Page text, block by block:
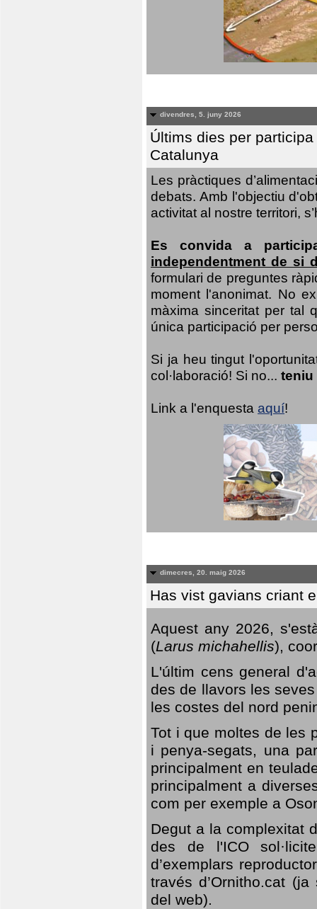
divendres, 5. juny 2026
Últims dies per
Catalunya
Les pràctiques
debats. Amb l'objectiu
activitat al nostre territori,
Es convida a
independentment de si
formulari de preguntes
moment l'anonimat. No
màxima sinceritat per tal
única participació per
Si ja heu tingut
col·laboració! Si no... teniu
Link a l'enquesta aquí!
dimecres, 20. maig 2026
Has vist gavians criant
Aquest any 2026,
(Larus michahellis),
L'últim cens general
des de llavors les
les costes del nord
Tot i que moltes de les
i penya-segats, una
principalment en
principalment a
com per exemple a
Degut a la complexitat
des de l'ICO
d’exemplars
través d’Ornitho.cat
del web).